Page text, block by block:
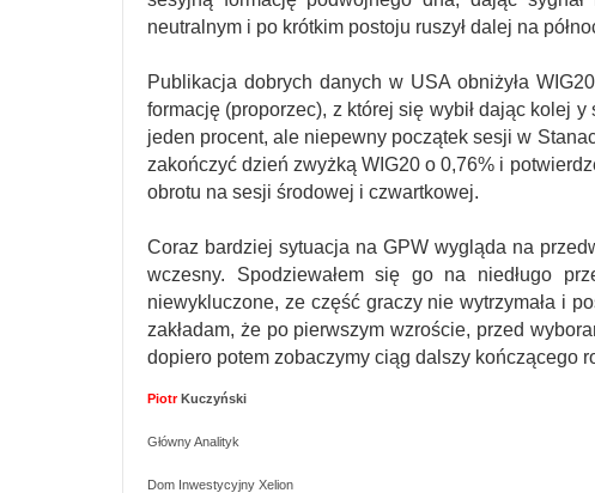
neutralnym i po krótkim postoju ruszył dalej na
Publikacja dobrych danych w USA obniżyła
formację (proporzec), z której się wybił dając kolej
jeden procent, ale niepewny początek sesji w
zakończyć dzień zwyżką WIG20 o 0,76% i
obrotu na sesji środowej i czwartkowej.
Coraz bardziej sytuacja na GPW wygląda na
wczesny. Spodziewałem się go na niedługo
niewykluczone, ze część graczy nie wytrzymała i
zakładam, że po pierwszym wzroście, przed
dopiero potem zobaczymy ciąg dalszy kończącego
PiotrKuczyński
Główny Analityk
Dom Inwestycyjny Xelion